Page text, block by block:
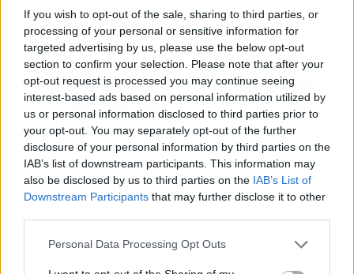
If you wish to opt-out of the sale, sharing to third parties, or
processing of your personal or sensitive information for
targeted advertising by us, please use the below opt-out
section to confirm your selection. Please note that after your
opt-out request is processed you may continue seeing
interest-based ads based on personal information utilized by
us or personal information disclosed to third parties prior to
your opt-out. You may separately opt-out of the further
disclosure of your personal information by third parties on the
IAB’s list of downstream participants. This information may
also be disclosed by us to third parties on the IAB’s List of
Downstream Participants that may further disclose it to other
Personal Data Processing Opt Outs
por 450 millones de
euros
años